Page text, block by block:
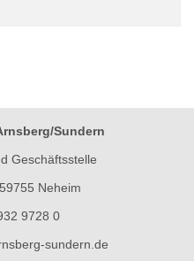
Sundern
Geschäftsstelle
Neheim
9728 0
sundern.de